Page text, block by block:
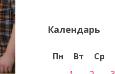
Календарь
Пн Вт Ср